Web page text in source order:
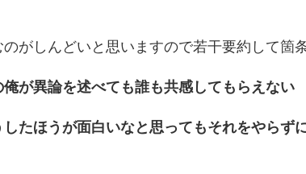
がしんどいと思いますので若干要約して箇
俺が異論を述べても誰も共感してもらえない
したほうが面白いなと思ってもそれをやらず